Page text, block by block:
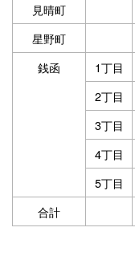
見晴町
星野町
銭函
1丁目
2丁目
3丁目
4丁目
5丁目
合計